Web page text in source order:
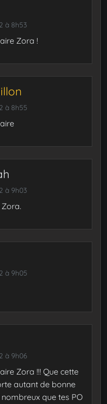
à 8h53
Zora !
à 8h55
à 9h03
à 9h05
à 9h06
Zora !!! Que cette
autant de bonne
que tes PO